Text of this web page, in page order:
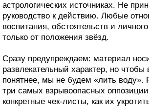
астрологических источниках. Не
руководство к действию. Любые
воспитания, обстоятельств и
только от положения звёзд.
Сразу предупреждаем: материал
развлекательный характер, но
понятнее, мы не будем «лить воду».
три самых взрывоопасных
конкретные чек-листы, как их